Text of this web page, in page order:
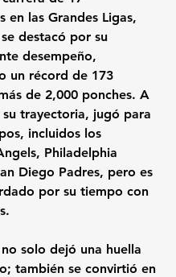
en las Grandes Ligas,
destacó por su
desempeño,
un récord de 173
de 2,000 ponches. A
trayectoria, jugó para
incluidos los
, Philadelphia
Diego Padres, pero es
por su tiempo con
solo dejó una huella
también se convirtió en